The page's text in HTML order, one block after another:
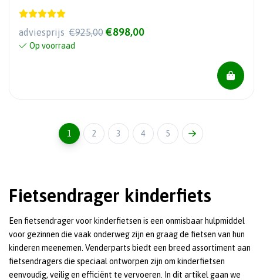
adviesprijs €925,00 €898,00
Op voorraad
1 2 3 4 5
Fietsendrager kinderfiets
Een fietsendrager voor kinderfietsen is een onmisbaar hulpmiddel
voor gezinnen die vaak onderweg zijn en graag de fietsen van hun
kinderen meenemen. Venderparts biedt een breed assortiment aan
fietsendragers die speciaal ontworpen zijn om kinderfietsen
eenvoudig, veilig en efficiënt te vervoeren. In dit artikel gaan we